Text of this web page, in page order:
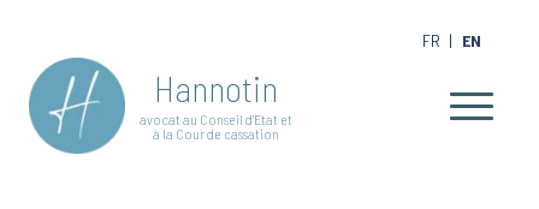
FR | EN
Hannotin
avocat au Conseil d'Etat et
à la Cour de cassation